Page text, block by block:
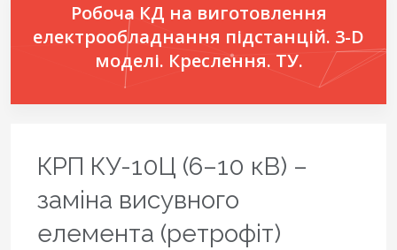
Робоча КД на виготовлення
електрообладнання підстанцій. 3-D
моделі. Креслення. ТУ.
КРП КУ-10Ц (6–10 кВ) –
заміна висувного
елемента (ретрофіт)